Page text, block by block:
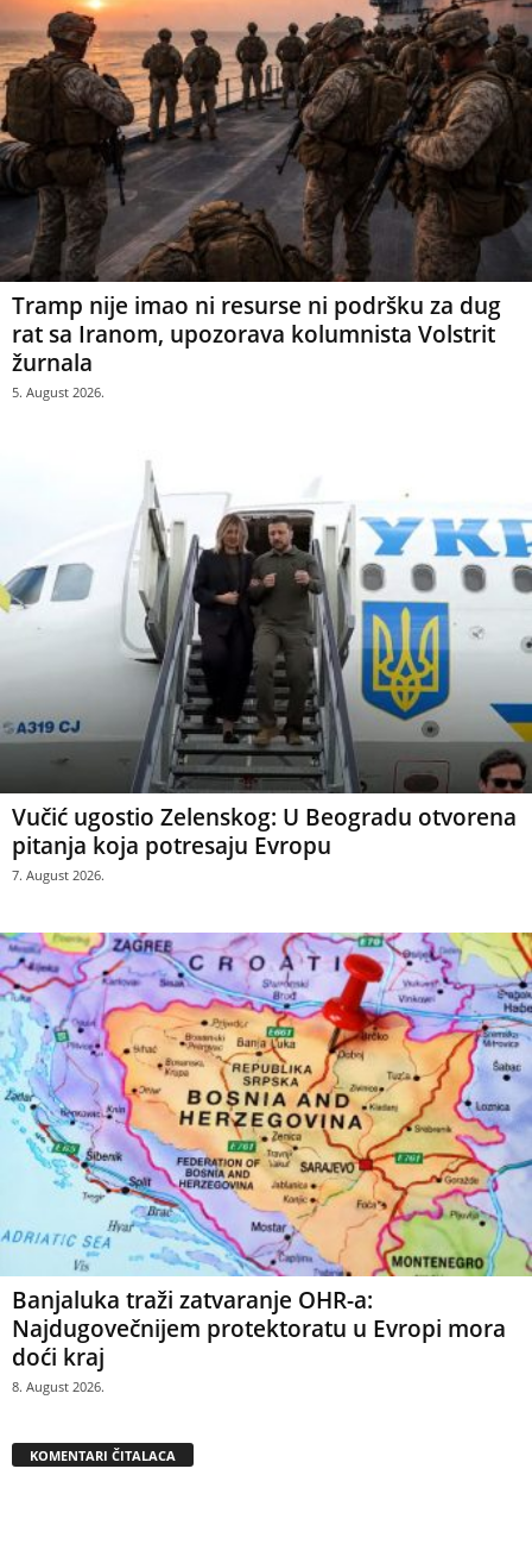
Tramp nije imao ni resurse ni podršku za dug
rat sa Iranom, upozorava kolumnista Volstrit
žurnala
5. August 2026.
Vučić ugostio Zelenskog: U Beogradu otvorena
pitanja koja potresaju Evropu
7. August 2026.
Banjaluka traži zatvaranje OHR-a:
Najdugovečnijem protektoratu u Evropi mora
doći kraj
8. August 2026.
KOMENTARI ČITALACA